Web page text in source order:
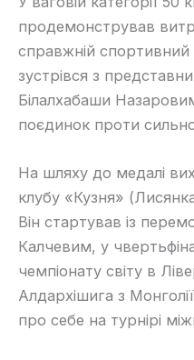
продемонстрував
справжній спортивний
зустрівся з
Білалхабаши
поєдинок проти
На шляху до медалі
клубу «Кузня»
Він стартував із
Калчевим, у
чемпіонату світу в
Алдархішига з
про себе на турнірі